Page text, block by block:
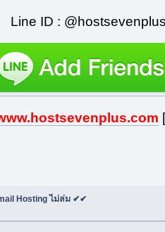
Line ID : @hostsevenplus
Hosting ไม่ล่ม ✔✔